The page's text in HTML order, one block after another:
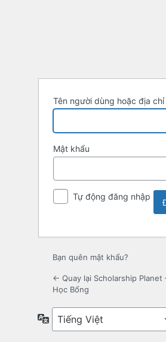
Tên người dùng hoặc địa chỉ
Mật khẩu
Tự động đăng nhập
Bạn quên mật khẩu?
← Quay lại Scholarship Planet
Học Bổng
Ngôn
ngữ